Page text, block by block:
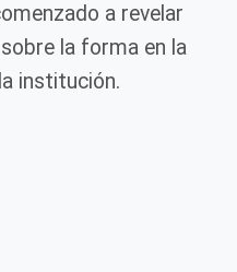
a revelar
la forma en la
institución.